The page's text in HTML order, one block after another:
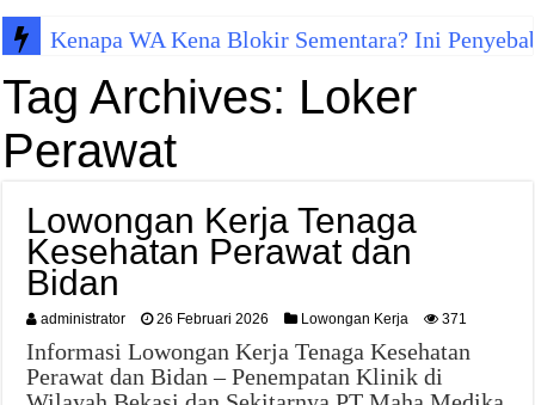
Kenapa WA Kena Blokir Sementara? Ini
Tag Archives: Loker
Perawat
Lowongan Kerja Tenaga
Kesehatan Perawat dan
Bidan
administrator 26 Februari 2026 Lowongan Kerja 371
Informasi Lowongan Kerja Tenaga Kesehatan
Perawat dan Bidan – Penempatan Klinik di